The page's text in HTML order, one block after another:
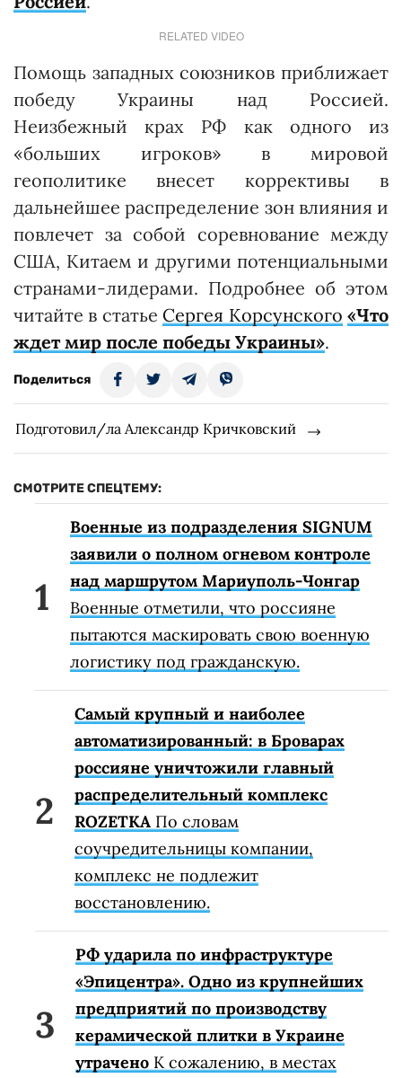
RELATED VIDEO
Помощь западных союзников приближает
победу Украины над Россией.
Неизбежный крах РФ как одного из
«больших игроков» в мировой
геополитике внесет коррективы в
дальнейшее распределение зон влияния и
повлечет за собой соревнование между
США, Китаем и другими потенциальными
странами-лидерами. Подробнее об этом
читайте в статье Сергея Корсунского «Что
ждет мир после победы Украины».
Поделиться
Подготовил/ла Александр Кричковский
СМОТРИТЕ СПЕЦТЕМУ:
Военные из подразделения SIGNUM
заявили о полном огневом контроле
над маршрутом Мариуполь-Чонгар
Военные отметили, что россияне
пытаются маскировать свою военную
логистику под гражданскую.
Самый крупный и наиболее
автоматизированный: в Броварах
россияне уничтожили главный
распределительный комплекс
ROZETKA По словам
соучредительницы компании,
комплекс не подлежит
восстановлению.
РФ ударила по инфраструктуре
«Эпицентра». Одно из крупнейших
предприятий по производству
керамической плитки в Украине
утрачено К сожалению, в местах